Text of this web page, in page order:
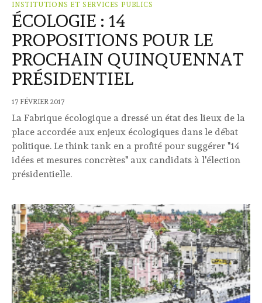
INSTITUTIONS ET SERVICES PUBLICS
ÉCOLOGIE : 14
PROPOSITIONS POUR LE
PROCHAIN QUINQUENNAT
PRÉSIDENTIEL
17 FÉVRIER 2017
La Fabrique écologique a dressé un état des lieux de la
place accordée aux enjeux écologiques dans le débat
politique. Le think tank en a profité pour suggérer "14
idées et mesures concrètes" aux candidats à l'élection
présidentielle.